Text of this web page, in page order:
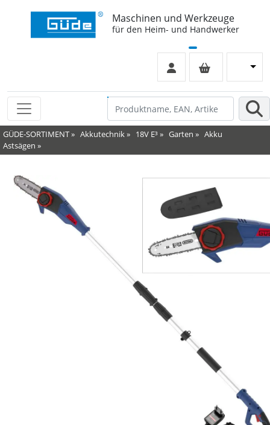
Maschinen und Werkzeuge
für den Heim- und Handwerker
GÜDE-SORTIMENT» Akkutechnik» 18V E³ » Garten » Akku
Astsägen »